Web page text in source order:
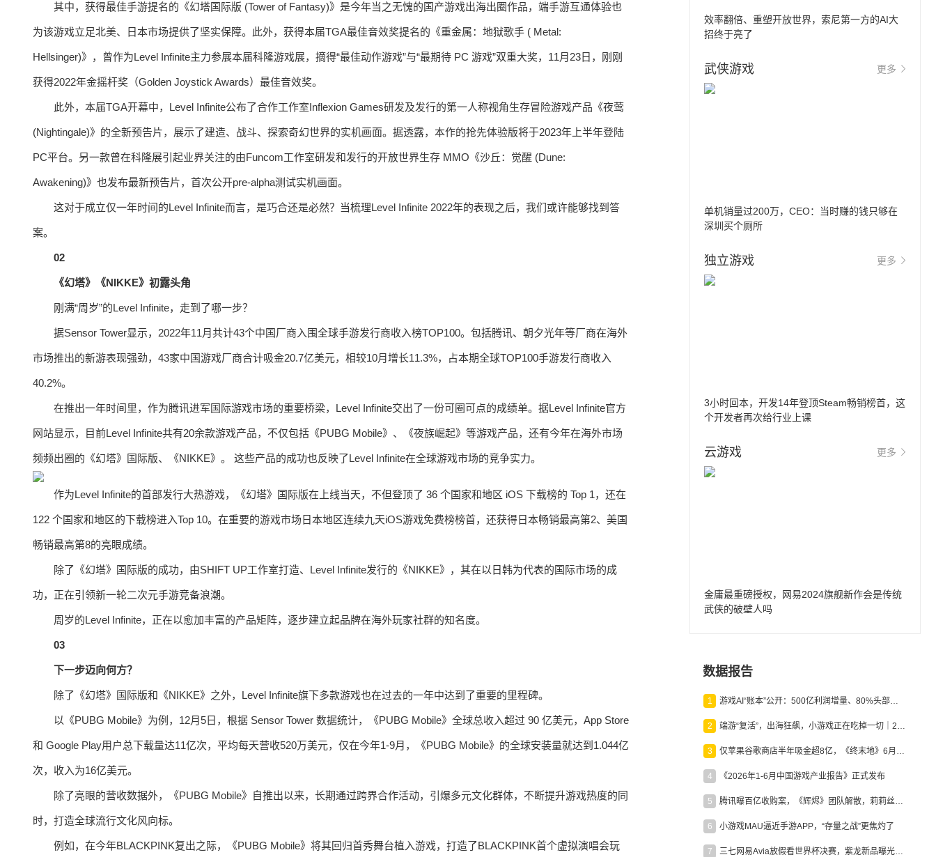
其中，获得最佳手游提名的《幻塔国际版 (Tower of Fantasy)》是今年当之无愧的国产游戏出海出圈作品，端手游互通体验也
为该游戏立足北美、日本市场提供了坚实保障。此外，获得本届TGA最佳音效奖提名的《重金属：地狱歌手 ( Metal:
Hellsinger)》，曾作为Level Infinite主力参展本届科隆游戏展，摘得“最佳动作游戏”与“最期待 PC 游戏”双重大奖，11月23日，刚刚
获得2022年金摇杆奖（Golden Joystick Awards）最佳音效奖。
此外，本届TGA开幕中，Level Infinite公布了合作工作室Inflexion Games研发及发行的第一人称视角生存冒险游戏产品《夜莺
(Nightingale)》的全新预告片，展示了建造、战斗、探索奇幻世界的实机画面。据透露，本作的抢先体验版将于2023年上半年登陆
PC平台。另一款曾在科隆展引起业界关注的由Funcom工作室研发和发行的开放世界生存 MMO《沙丘：觉醒 (Dune:
Awakening)》也发布最新预告片，首次公开pre-alpha测试实机画面。
这对于成立仅一年时间的Level Infinite而言，是巧合还是必然？当梳理Level Infinite 2022年的表现之后，我们或许能够找到答
案。
02
《幻塔》《NIKKE》初露头角
刚满“周岁”的Level Infinite，走到了哪一步？
据Sensor Tower显示，2022年11月共计43个中国厂商入围全球手游发行商收入榜TOP100。包括腾讯、朝夕光年等厂商在海外
市场推出的新游表现强劲，43家中国游戏厂商合计吸金20.7亿美元，相较10月增长11.3%，占本期全球TOP100手游发行商收入
40.2%。
在推出一年时间里，作为腾讯进军国际游戏市场的重要桥梁，Level Infinite交出了一份可圈可点的成绩单。据Level Infinite官方
网站显示，目前Level Infinite共有20余款游戏产品，不仅包括《PUBG Mobile》、《夜族崛起》等游戏产品，还有今年在海外市场
频频出圈的《幻塔》国际版、《NIKKE》。 这些产品的成功也反映了Level Infinite在全球游戏市场的竞争实力。
作为Level Infinite的首部发行大热游戏，《幻塔》国际版在上线当天，不但登顶了 36 个国家和地区 iOS 下载榜的 Top 1，还在
122 个国家和地区的下载榜进入Top 10。在重要的游戏市场日本地区连续九天iOS游戏免费榜榜首，还获得日本畅销最高第2、美国
畅销最高第8的亮眼成绩。
除了《幻塔》国际版的成功，由SHIFT UP工作室打造、Level Infinite发行的《NIKKE》，其在以日韩为代表的国际市场的成
功，正在引领新一轮二次元手游竞备浪潮。
周岁的Level Infinite，正在以愈加丰富的产品矩阵，逐步建立起品牌在海外玩家社群的知名度。
03
下一步迈向何方？
除了《幻塔》国际版和《NIKKE》之外，Level Infinite旗下多款游戏也在过去的一年中达到了重要的里程碑。
以《PUBG Mobile》为例，12月5日，根据 Sensor Tower 数据统计，《PUBG Mobile》全球总收入超过 90 亿美元，App Store
和 Google Play用户总下载量达11亿次，平均每天营收520万美元，仅在今年1-9月，《PUBG Mobile》的全球安装量就达到1.044亿
次，收入为16亿美元。
除了亮眼的营收数据外，《PUBG Mobile》自推出以来，长期通过跨界合作活动，引爆多元文化群体，不断提升游戏热度的同
时，打造全球流行文化风向标。
例如，在今年BLACKPINK复出之际，《PUBG Mobile》将其回归首秀舞台植入游戏，打造了BLACKPINK首个虚拟演唱会玩
效率翻倍、重塑开放世界，索尼第一方的AI大
招终于亮了
武侠游戏 更多
单机销量过200万，CEO：当时赚的钱只够在
深圳买个厕所
独立游戏 更多
3小时回本，开发14年登顶Steam畅销榜首，这
个开发者再次给行业上课
云游戏 更多
金庸最重磅授权，网易2024旗舰新作会是传统
武侠的破壁人吗
数据报告
1 游戏AI“账本”公开：500亿利润增量、80%头部入局，谁在闷声发财？
2 端游“复活”，出海狂飙，小游戏正在吃掉一切｜2026上半年产业报告
3 仅苹果谷歌商店半年吸金超8亿，《终末地》6月份收入显著回暖
4 《2026年1-6月中国游戏产业报告》正式发布
5 腾讯曝百亿收购案，《辉烬》团队解散，莉莉丝新作曝光｜陀螺周报
6 小游戏MAU逼近手游APP，“存量之战”更焦灼了
7 三七网易Avia放假看世界杯决赛，紫龙新品曝光，米哈游新作上线 | 陀螺周报